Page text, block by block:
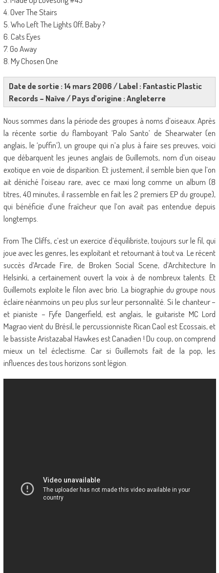
4. Over The Stairs
5. Who Left The Lights Off, Baby ?
6. Cats Eyes
7. Go Away
8. My Chosen One
Date de sortie : 14 mars 2006 / Label : Fantastic Plastic
Records – Naïve / Pays d’origine : Angleterre
Nous sommes dans la période des groupes à noms d’oiseaux. Après
la récente sortie du flamboyant ‘Palo Santo’ de Shearwater (en
anglais, le ‘puffin’), un groupe qui n’a plus à faire ses preuves, voici
que débarquent les jeunes anglais de Guillemots, nom d’un oiseau
exotique en voie de disparition. Et justement, il semble bien que l’on
ait déniché l’oiseau rare, avec ce maxi long comme un album (8
titres, 40 minutes, il rassemble en fait les 2 premiers EP du groupe),
qui bénéficie d’une fraîcheur que l’on avait pas entendue depuis
longtemps.
From The Cliffs, c’est un exercice d’équilibriste, toujours sur le fil, qui
joue avec les genres, les exploitant et retournant à tout va. Le récent
succès d’Arcade Fire, de Broken Social Scene, d’Architecture In
Helsinki, a certainement ouvert la voix à de nombreux talents. Et
Guillemots exploite le filon avec brio. La biographie du groupe nous
éclaire néanmoins un peu plus sur leur personnalité. Si le chanteur –
et pianiste – Fyfe Dangerfield, est anglais, le guitariste MC Lord
Magrao vient du Brésil, le percussionniste Rican Caol est Ecossais, et
le bassiste Aristazabal Hawkes est Canadien ! Du coup, on comprend
mieux un tel éclectisme. Car si Guillemots fait de la pop, les
influences des tous horizons sont légion.